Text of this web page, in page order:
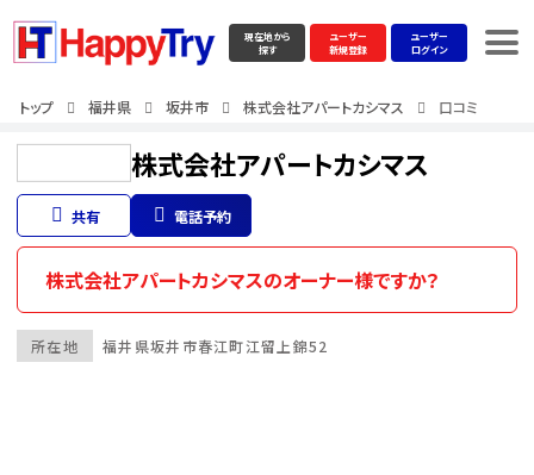
現在地から
探す
ユーザー
新規登録
ユーザー
ログイン
トップ 福井県 坂井市 株式会社アパートカシマス 口コミ
株式会社アパートカシマス
共有 電話予約
株式会社アパートカシマスのオーナー様ですか？
所在地 福井県坂井市春江町江留上錦52